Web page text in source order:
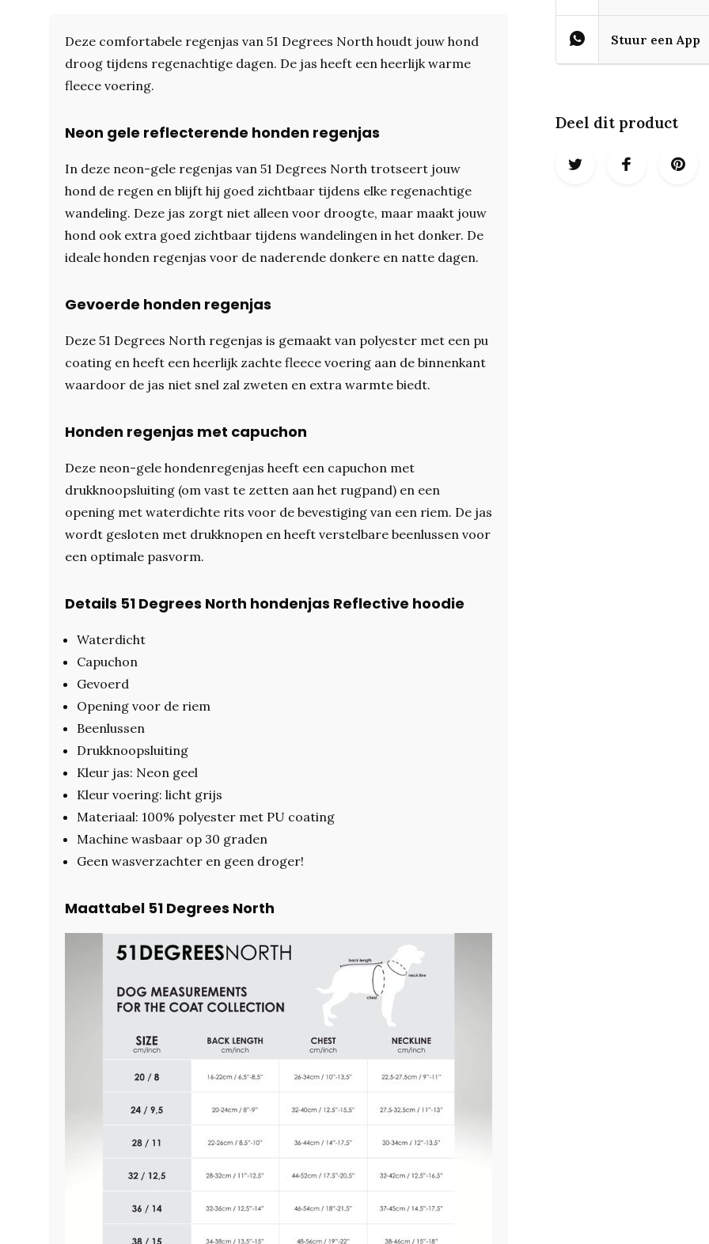
Deze comfortabele regenjas van 51 Degrees North houdt jouw hond
droog tijdens regenachtige dagen. De jas heeft een heerlijk warme
fleece voering.
Neon gele reflecterende honden regenjas
In deze neon-gele regenjas van 51 Degrees North trotseert jouw
hond de regen en blijft hij goed zichtbaar tijdens elke regenachtige
wandeling. Deze jas zorgt niet alleen voor droogte, maar maakt jouw
hond ook extra goed zichtbaar tijdens wandelingen in het donker. De
ideale honden regenjas voor de naderende donkere en natte dagen.
Gevoerde honden regenjas
Deze 51 Degrees North regenjas is gemaakt van polyester met een pu
coating en heeft een heerlijk zachte fleece voering aan de binnenkant
waardoor de jas niet snel zal zweten en extra warmte biedt.
Honden regenjas met capuchon
Deze neon-gele hondenregenjas heeft een capuchon met
drukknoopsluiting (om vast te zetten aan het rugpand) en een
opening met waterdichte rits voor de bevestiging van een riem. De jas
wordt gesloten met drukknopen en heeft verstelbare beenlussen voor
een optimale pasvorm.
Details 51 Degrees North hondenjas Reflective hoodie
Waterdicht
Capuchon
Gevoerd
Opening voor de riem
Beenlussen
Drukknoopsluiting
Kleur jas: Neon geel
Kleur voering: licht grijs
Materiaal: 100% polyester met PU coating
Machine wasbaar op 30 graden
Geen wasverzachter en geen droger!
Maattabel 51 Degrees North
Stuur een App
Deel dit product